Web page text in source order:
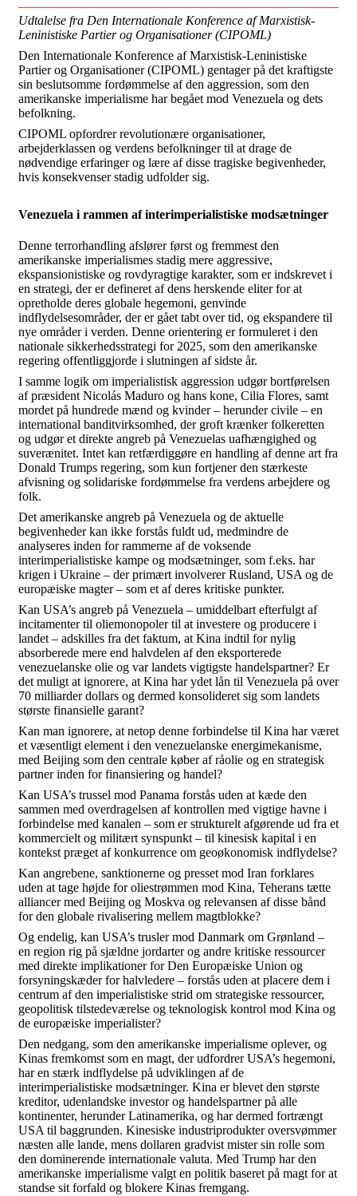
Udtalelse fra Den Internationale Konference af Marxistisk-
Leninistiske Partier og Organisationer (CIPOML)
Den Internationale Konference af Marxistisk-Leninistiske
Partier og Organisationer (CIPOML) gentager på det kraftigste
sin beslutsomme fordømmelse af den aggression, som den
amerikanske imperialisme har begået mod Venezuela og dets
befolkning.
CIPOML opfordrer revolutionære organisationer,
arbejderklassen og verdens befolkninger til at drage de
nødvendige erfaringer og lære af disse tragiske begivenheder,
hvis konsekvenser stadig udfolder sig.
Venezuela i rammen af interimperialistiske modsætninger
Denne terrorhandling afslører først og fremmest den
amerikanske imperialismes stadig mere aggressive,
ekspansionistiske og rovdyragtige karakter, som er indskrevet i
en strategi, der er defineret af dens herskende eliter for at
opretholde deres globale hegemoni, genvinde
indflydelsesområder, der er gået tabt over tid, og ekspandere til
nye områder i verden. Denne orientering er formuleret i den
nationale sikkerhedsstrategi for 2025, som den amerikanske
regering offentliggjorde i slutningen af sidste år.
I samme logik om imperialistisk aggression udgør bortførelsen
af præsident Nicolás Maduro og hans kone, Cilia Flores, samt
mordet på hundrede mænd og kvinder – herunder civile – en
international banditvirksomhed, der groft krænker folkeretten
og udgør et direkte angreb på Venezuelas uafhængighed og
suverænitet. Intet kan retfærdiggøre en handling af denne art fra
Donald Trumps regering, som kun fortjener den stærkeste
afvisning og solidariske fordømmelse fra verdens arbejdere og
folk.
Det amerikanske angreb på Venezuela og de aktuelle
begivenheder kan ikke forstås fuldt ud, medmindre de
analyseres inden for rammerne af de voksende
interimperialistiske kampe og modsætninger, som f.eks. har
krigen i Ukraine – der primært involverer Rusland, USA og de
europæiske magter – som et af deres kritiske punkter.
Kan USA’s angreb på Venezuela – umiddelbart efterfulgt af
incitamenter til oliemonopoler til at investere og producere i
landet – adskilles fra det faktum, at Kina indtil for nylig
absorberede mere end halvdelen af den eksporterede
venezuelanske olie og var landets vigtigste handelspartner? Er
det muligt at ignorere, at Kina har ydet lån til Venezuela på over
70 milliarder dollars og dermed konsolideret sig som landets
største finansielle garant?
Kan man ignorere, at netop denne forbindelse til Kina har været
et væsentligt element i den venezuelanske energimekanisme,
med Beijing som den centrale køber af råolie og en strategisk
partner inden for finansiering og handel?
Kan USA’s trussel mod Panama forstås uden at kæde den
sammen med overdragelsen af kontrollen med vigtige havne i
forbindelse med kanalen – som er strukturelt afgørende ud fra et
kommercielt og militært synspunkt – til kinesisk kapital i en
kontekst præget af konkurrence om geoøkonomisk indflydelse?
Kan angrebene, sanktionerne og presset mod Iran forklares
uden at tage højde for oliestrømmen mod Kina, Teherans tætte
alliancer med Beijing og Moskva og relevansen af disse bånd
for den globale rivalisering mellem magtblokke?
Og endelig, kan USA’s trusler mod Danmark om Grønland –
en region rig på sjældne jordarter og andre kritiske ressourcer
med direkte implikationer for Den Europæiske Union og
forsyningskæder for halvledere – forstås uden at placere dem i
centrum af den imperialistiske strid om strategiske ressourcer,
geopolitisk tilstedeværelse og teknologisk kontrol mod Kina og
de europæiske imperialister?
Den nedgang, som den amerikanske imperialisme oplever, og
Kinas fremkomst som en magt, der udfordrer USA’s hegemoni,
har en stærk indflydelse på udviklingen af de
interimperialistiske modsætninger. Kina er blevet den største
kreditor, udenlandske investor og handelspartner på alle
kontinenter, herunder Latinamerika, og har dermed fortrængt
USA til baggrunden. Kinesiske industriprodukter oversvømmer
næsten alle lande, mens dollaren gradvist mister sin rolle som
den dominerende internationale valuta. Med Trump har den
amerikanske imperialisme valgt en politik baseret på magt for at
standse sit forfald og blokere Kinas fremgang.